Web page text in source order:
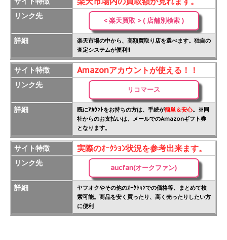
リンク先
< 楽天買取 > ( 店舗別検索 )
詳細
楽天市場の中から、高額買取り店を選べます。独自の
査定システムが便利!!
サイト特徴 Amazonアカウントが使える！！
リンク先
リコマース
詳細 既にｱｶｳﾝﾄをお持ちの方は、手続が簡単＆安心。※同
社からのお支払いは、メールでのAmazonギフト券
となります。
サイト特徴 実際のｵｰｸｼｮﾝ状況を参考出来ます。
リンク先
aucfan(オークファン)
詳細
ヤフオクやその他のｵｰｸｼｮﾝでの価格等、まとめて検
索可能。商品を安く買ったり、高く売ったりしたい方
に便利